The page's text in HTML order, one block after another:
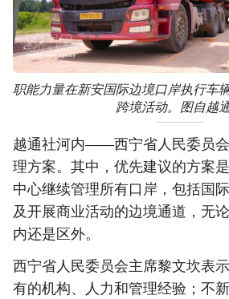
职能力量在新安国际边境口岸执行车
跨境活动。图自越
越通社河内——西宁省人民委员
理方案。其中，优先建议的方案
中心继续管理所有口岸，包括国
及开展商业活动的边境通道，无
内还是区外。
西宁省人民委员会主席黎文坎表
有的机构、人力和管理经验；不